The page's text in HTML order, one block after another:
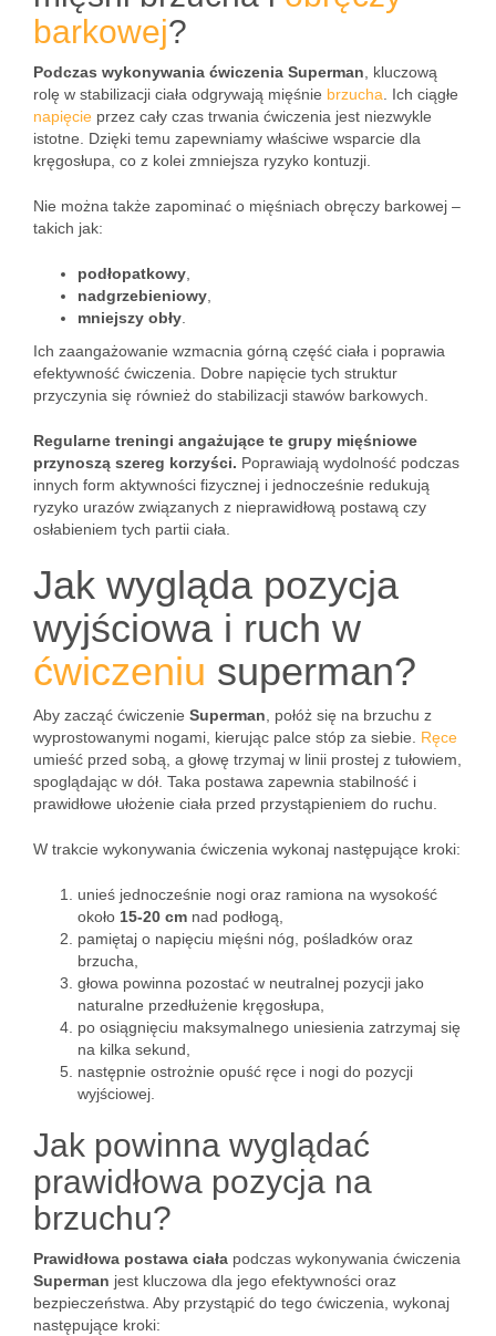
barkowej?
Podczas wykonywania ćwiczenia Superman , kluczową
rolę w stabilizacji ciała odgrywają mięśnie brzucha . Ich ciągłe
napięcie przez cały czas trwania ćwiczenia jest niezwykle
istotne. Dzięki temu zapewniamy właściwe wsparcie dla
kręgosłupa, co z kolei zmniejsza ryzyko kontuzji.
Nie można także zapominać o mięśniach obręczy barkowej –
takich jak:
podłopatkowy
nadgrzebieniowy
mniejszy obły
Ich zaangażowanie wzmacnia górną część ciała i poprawia
efektywność ćwiczenia. Dobre napięcie tych struktur
przyczynia się również do stabilizacji stawów barkowych.
Regularne treningi angażujące te grupy mięśniowe
przynoszą szereg korzyści. Poprawiają wydolność podczas
innych form aktywności fizycznej i jednocześnie redukują
ryzyko urazów związanych z nieprawidłową postawą czy
osłabieniem tych partii ciała.
Jak wygląda pozycja
wyjściowa i ruch w
ćwiczeniu superman?
Aby zacząć ćwiczenie Superman , połóż się na brzuchu z
wyprostowanymi nogami, kierując palce stóp za siebie. Ręce
umieść przed sobą, a głowę trzymaj w linii prostej z tułowiem,
spoglądając w dół. Taka postawa zapewnia stabilność i
prawidłowe ułożenie ciała przed przystąpieniem do ruchu.
W trakcie wykonywania ćwiczenia wykonaj następujące kroki:
unieś jednocześnie nogi oraz ramiona na wysokość
około 15-20 cm nad podłogą,
pamiętaj o napięciu mięśni nóg, pośladków oraz
brzucha,
głowa powinna pozostać w neutralnej pozycji jako
naturalne przedłużenie kręgosłupa,
po osiągnięciu maksymalnego uniesienia zatrzymaj się
na kilka sekund,
następnie ostrożnie opuść ręce i nogi do pozycji
wyjściowej.
Jak powinna wyglądać
prawidłowa pozycja na
brzuchu?
Prawidłowa postawa ciała podczas wykonywania ćwiczenia
Superman jest kluczowa dla jego efektywności oraz
bezpieczeństwa. Aby przystąpić do tego ćwiczenia, wykonaj
następujące kroki: